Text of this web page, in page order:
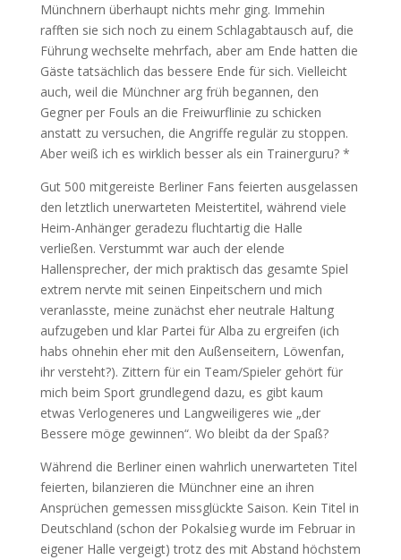
Münchnern überhaupt nichts mehr ging. Immehin
rafften sie sich noch zu einem Schlagabtausch auf, die
Führung wechselte mehrfach, aber am Ende hatten die
Gäste tatsächlich das bessere Ende für sich. Vielleicht
auch, weil die Münchner arg früh begannen, den
Gegner per Fouls an die Freiwurflinie zu schicken
anstatt zu versuchen, die Angriffe regulär zu stoppen.
Aber weiß ich es wirklich besser als ein Trainerguru? *
Gut 500 mitgereiste Berliner Fans feierten ausgelassen
den letztlich unerwarteten Meistertitel, während viele
Heim-Anhänger geradezu fluchtartig die Halle
verließen. Verstummt war auch der elende
Hallensprecher, der mich praktisch das gesamte Spiel
extrem nervte mit seinen Einpeitschern und mich
veranlasste, meine zunächst eher neutrale Haltung
aufzugeben und klar Partei für Alba zu ergreifen (ich
habs ohnehin eher mit den Außenseitern, Löwenfan,
ihr versteht?). Zittern für ein Team/Spieler gehört für
mich beim Sport grundlegend dazu, es gibt kaum
etwas Verlogeneres und Langweiligeres wie „der
Bessere möge gewinnen“. Wo bleibt da der Spaß?
Während die Berliner einen wahrlich unerwarteten Titel
feierten, bilanzieren die Münchner eine an ihren
Ansprüchen gemessen missglückte Saison. Kein Titel in
Deutschland (schon der Pokalsieg wurde im Februar in
eigener Halle vergeigt) trotz des mit Abstand höchstem